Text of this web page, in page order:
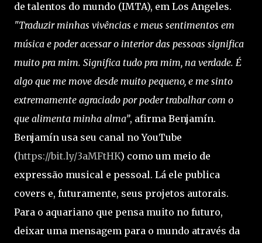
de talentos do mundo (IMTA), em Los Angeles.
"Traduzir minhas vivências e meus sentimentos em
música e poder acessar o interior das pessoas significa
muito pra mim. Significa tudo pra mim, na verdade. É
algo que me move desde muito pequeno, e me sinto
extremamente agraciado por poder trabalhar com o
que alimenta minha alma”, afirma Benjamín.
Benjamín usa seu canal no YouTube
(https://bit.ly/3aMFtHK) como um meio de
expressão musical e pessoal. Lá ele publica
covers e, futuramente, seus projetos autorais.
Para o aquariano que pensa muito no futuro,
deixar uma mensagem para o mundo através da